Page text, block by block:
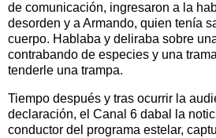
de comunicación, ingresaron a la
desorden y a Armando, quien tenía
cuerpo. Hablaba y deliraba sobre
contrabando de especies y una
tenderle una trampa.
Tiempo después y tras ocurrir la
declaración, el Canal 6 dabal la
conductor del programa estelar,